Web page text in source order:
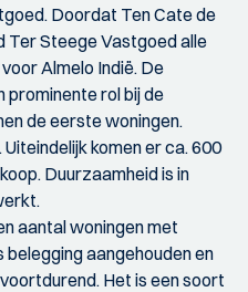
Doordat Ten Cate de
Ter Steege Vastgoed alle
Almelo Indië. De
prominente rol bij de
de eerste woningen.
komen er ca. 600
Duurzaamheid is in
aantal woningen met
aangehouden en
Het is een soort